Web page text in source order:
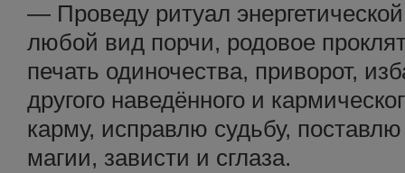
— Проведу ритуал
любой вид порчи, родовое
печать одиночества, приворот,
другого наведённого и
карму, исправлю судьбу,
магии, зависти и сглаза.